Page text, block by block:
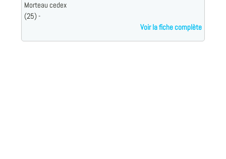
Morteau cedex
(25) -
Voir la fiche complète